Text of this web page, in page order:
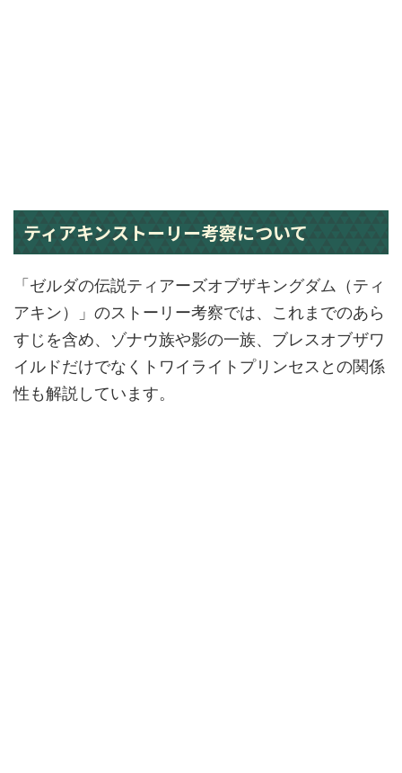
ティアキンストーリー考察について
「ゼルダの伝説ティアーズオブザキングダム（ティ
アキン）」のストーリー考察では、これまでのあら
すじを含め、ゾナウ族や影の一族、ブレスオブザワ
イルドだけでなくトワイライトプリンセスとの関係
性も解説しています。